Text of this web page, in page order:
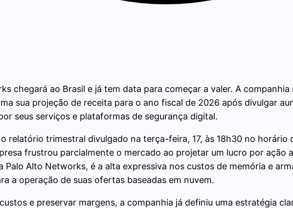
chegará ao Brasil e já tem data para começar a valer. A
sua projeção de receita para o ano fiscal de 2026 após divulgar
seus serviços e plataformas de segurança digital.
relatório trimestral divulgado na terça-feira, 17, às 18h30 no horário
frustrou parcialmente o mercado ao projetar um lucro por ação
Alto Networks, é a alta expressiva nos custos de memória e
a operação de suas ofertas baseadas em nuvem.
e preservar margens, a companhia já definiu uma estratégia